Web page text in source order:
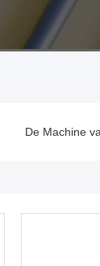
De Machine